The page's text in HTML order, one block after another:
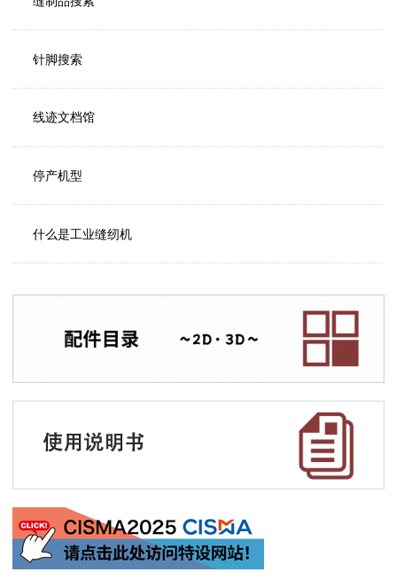
针脚搜索
线迹文档馆
停产机型
什么是工业缝纫机